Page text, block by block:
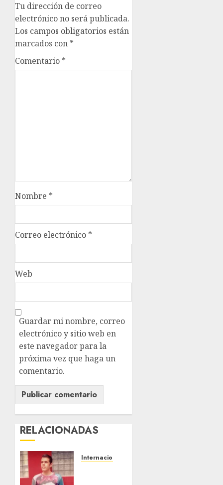
Tu dirección de correo
electrónico no será publicada.
Los campos obligatorios están
marcados con *
Comentario *
Nombre *
Correo electrónico *
Web
Guardar mi nombre, correo
electrónico y sitio web en
este navegador para la
próxima vez que haga un
comentario.
RELACIONADAS
Internacional